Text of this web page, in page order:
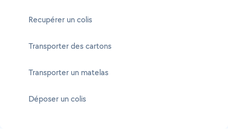
Recupérer un colis
Transporter des cartons
Transporter un matelas
Déposer un colis